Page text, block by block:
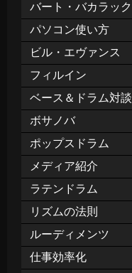
バート・バカラック
パソコン使い方
ビル・エヴァンス
フィルイン
ベース＆ドラム対談
ボサノバ
ポップスドラム
メディア紹介
ラテンドラム
リズムの法則
ルーディメンツ
仕事効率化